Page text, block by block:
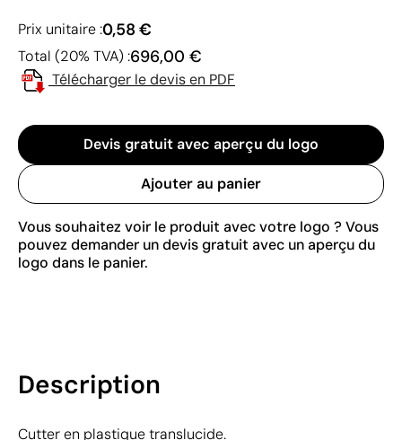
Prix unitaire :0,58 €
Total (20% TVA) :696,00 €
Télécharger le devis en PDF
Devis gratuit avec aperçu du logo
Ajouter au panier
Vous souhaitez voir le produit avec votre logo ? Vous
pouvez demander un devis gratuit avec un aperçu du
logo dans le panier.
Description
Cutter en plastique translucide.